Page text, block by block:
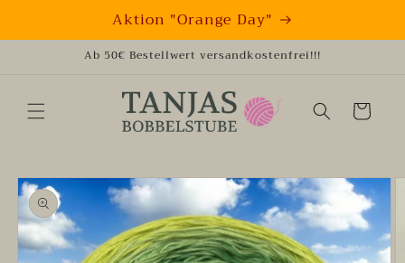
Aktion "Orange Day"
Inhalt
Ab 50€ Bestellwert versandkostenfrei!!!
Warenkorb